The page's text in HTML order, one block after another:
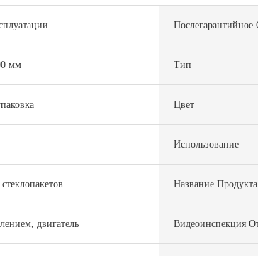
мм Тип
Цвет
Использование
Название Продукта
двигатель Видеоинспекция